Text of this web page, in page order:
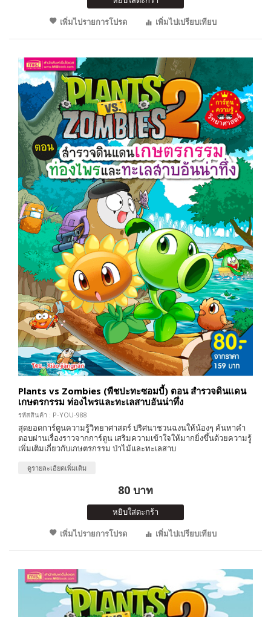
เพิ่มไปรายการโปรด
เพิ่มไปเปรียบเทียบ
Plants vs Zombies (พืชปะทะซอมบี้) ตอน สำรวจดินแดน
เกษตรกรรม ท่องไพรและทะเลสาบอันน่าทึ่ง
รหัสสินค้า : P-YOU-988
สุดยอดการ์ตูนความรู้วิทยาศาสตร์ ปริศนาชวนฉงนให้น้องๆ ค้นหาคำ
ตอบผ่านเรื่องราวจากการ์ตูน เสริมความเข้าใจให้มากยิ่งขึ้นด้วยความรู้
เพิ่มเติมเกี่ยวกับเกษตรกรรม ป่าไม้และทะเลสาบ
ดูรายละเอียดเพิ่มเติม
80 บาท
หยิบใส่ตะกร้า
เพิ่มไปรายการโปรด
เพิ่มไปเปรียบเทียบ